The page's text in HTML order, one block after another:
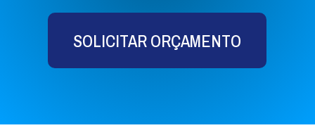
SOLICITAR ORÇAMENTO